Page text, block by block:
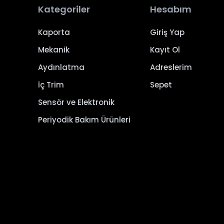
Kategoriler
Kaporta
Mekanik
Aydınlatma
İç Trim
Sensör ve Elektronik
Periyodik Bakım Ürünleri
Hesabım
Giriş Yap
Kayıt Ol
Adreslerim
Sepet